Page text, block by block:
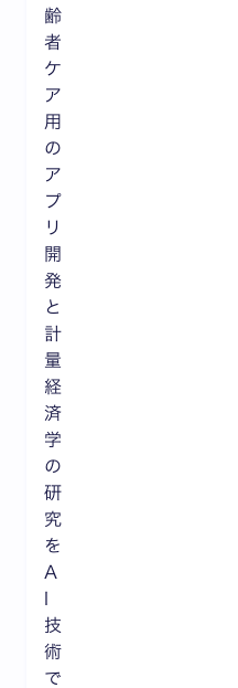
齢
者
ケ
ア
用
の
ア
プ
リ
開
発
と
計
量
経
済
学
の
研
究
を
A
I
技
術
で